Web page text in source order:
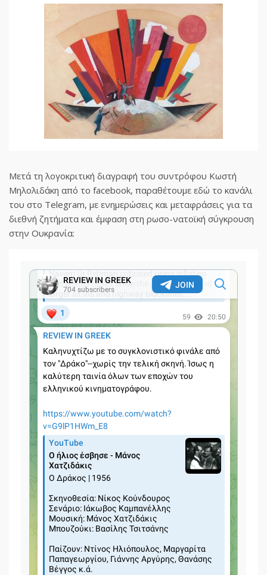
Μετά τη λογοκριτική διαγραφή του συντρόφου Κωστή
Μηλολιδάκη από το facebook, παραθέτουμε εδώ το κανάλι
του στο Telegram, με ενημερώσεις και μεταφράσεις για τα
διεθνή ζητήματα και έμφαση στη ρωσο-νατοϊκή σύγκρουση
στην Ουκρανία: